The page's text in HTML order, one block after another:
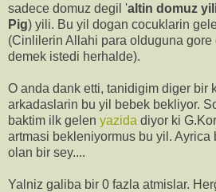
sadece domuz degil 'altin domuz
Pig) yili. Bu yil dogan cocuklarin
(Cinlilerin Allahi para olduguna
demek istedi herhalde).
O anda dank etti, tanidigim diger bir
arkadaslarin bu yil bebek bekliyor.
baktim ilk gelen yazida diyor ki
artmasi bekleniyormus bu yil. Ayrica
olan bir sey....
Yalniz galiba bir 0 fazla atmislar.